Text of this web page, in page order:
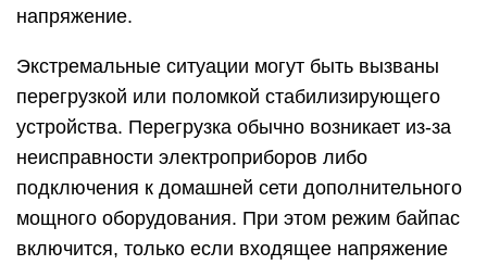
напряжение.
Экстремальные ситуации могут быть вызваны
перегрузкой или поломкой стабилизирующего
устройства. Перегрузка обычно возникает из-за
неисправности электроприборов либо
подключения к домашней сети дополнительного
мощного оборудования. При этом режим байпас
включится, только если входящее напряжение